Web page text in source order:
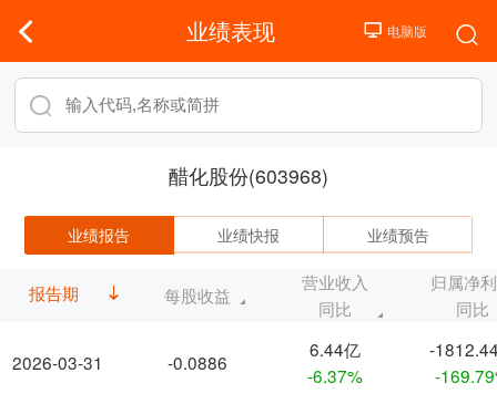
业绩表现
醋化股份(603968)
业绩报告 业绩快报 业绩预告
报告期
2026-03-31
每股收益
营业收入
同比
归属净
同比
-0.0886
6.44亿
-6.37%
-
-